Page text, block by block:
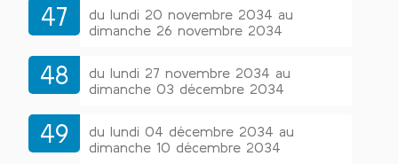
47
du lundi 20 novembre 2034 au
dimanche 26 novembre 2034
48
du lundi 27 novembre 2034 au
dimanche 03 décembre 2034
49
du lundi 04 décembre 2034 au
dimanche 10 décembre 2034